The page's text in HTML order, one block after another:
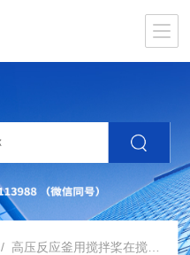
/ 高压反应釜用搅拌桨在搅拌过程中的作用原理